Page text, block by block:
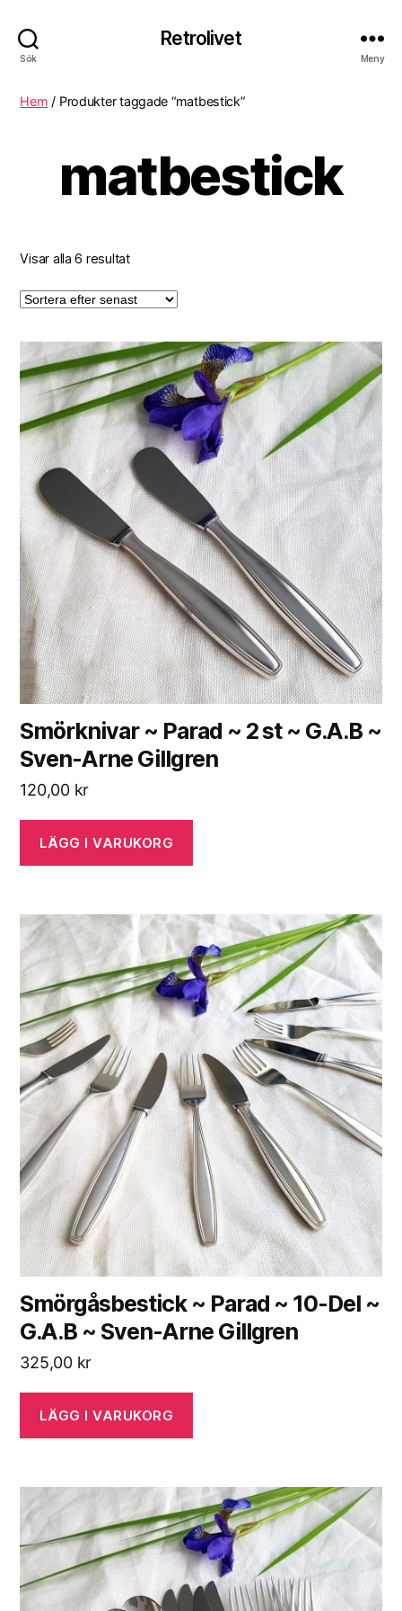
Sök
Retrolivet
Meny
Hem / Produkter taggade “matbestick”
matbestick
Visar alla 6 resultat
Smörknivar ~ Parad ~ 2 st ~ G.A.B ~
Sven-Arne Gillgren
120,00 kr
LÄGG I VARUKORG
Smörgåsbestick ~ Parad ~ 10-Del ~
G.A.B ~ Sven-Arne Gillgren
325,00 kr
LÄGG I VARUKORG